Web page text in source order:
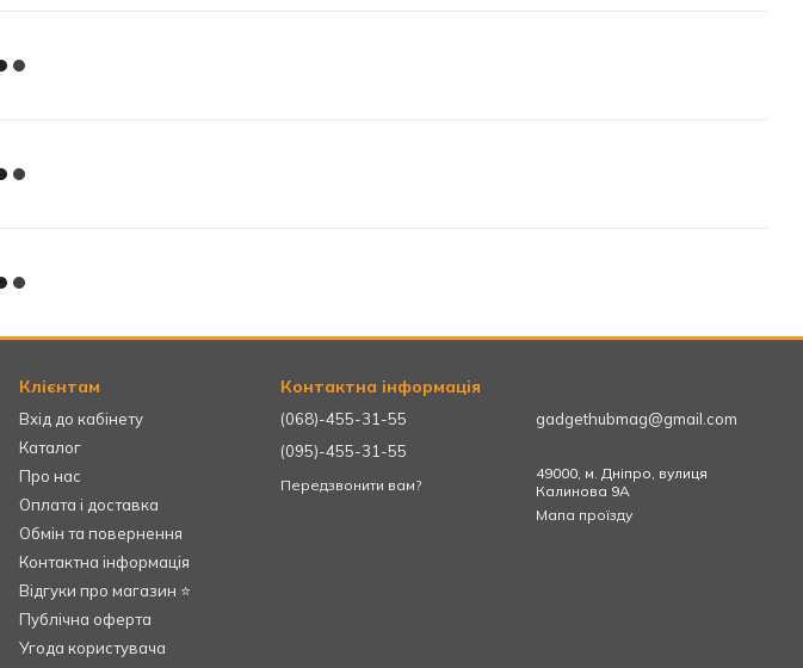
Клієнтам
Вхід до кабінету
Каталог
Про нас
Оплата і доставка
Обмін та повернення
Контактна інформація
Відгуки про магазин ⭐
Публічна оферта
Угода користувача
Контактна інформація
(068)-455-31-55
(095)-455-31-55
Передзвонити вам?
gadgethubmag@gmail.com
49000, м. Дніпро, вулиця
Калинова 9А
Мапа проїзду